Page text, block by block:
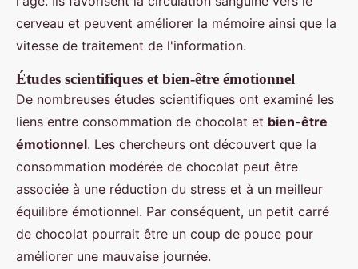
cerveau et peuvent améliorer la mémoire ainsi que la
vitesse de traitement de l'information.
Études scientifiques et bien-être émotionnel
De nombreuses études scientifiques ont examiné les
liens entre consommation de chocolat et bien-être
émotionnel. Les chercheurs ont découvert que la
consommation modérée de chocolat peut être
associée à une réduction du stress et à un meilleur
équilibre émotionnel. Par conséquent, un petit carré
de chocolat pourrait être un coup de pouce pour
améliorer une mauvaise journée.